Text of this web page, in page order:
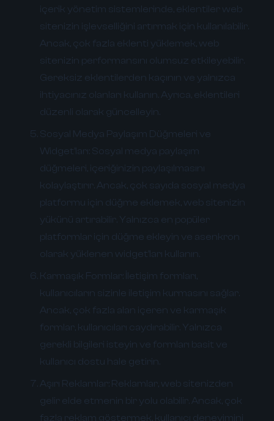
içerik yönetim sistemlerinde, eklentiler web
sitenizin işlevselliğini artırmak için kullanılabilir.
Ancak, çok fazla eklenti yüklemek, web
sitenizin performansını olumsuz etkileyebilir.
Gereksiz eklentilerden kaçının ve yalnızca
ihtiyacınız olanları kullanın. Ayrıca, eklentileri
düzenli olarak güncelleyin.
Sosyal Medya Paylaşım Düğmeleri ve
Widget'ları: Sosyal medya paylaşım
düğmeleri, içeriğinizin paylaşılmasını
kolaylaştırır. Ancak, çok sayıda sosyal medya
platformu için düğme eklemek, web sitenizin
yükünü artırabilir. Yalnızca en popüler
platformlar için düğme ekleyin ve asenkron
olarak yüklenen widget'ları kullanın.
Karmaşık Formlar: İletişim formları,
kullanıcıların sizinle iletişim kurmasını sağlar.
Ancak, çok fazla alan içeren ve karmaşık
formlar, kullanıcıları caydırabilir. Yalnızca
gerekli bilgileri isteyin ve formları basit ve
kullanıcı dostu hale getirin.
Aşırı Reklamlar: Reklamlar, web sitenizden
gelir elde etmenin bir yolu olabilir. Ancak, çok
fazla reklam göstermek, kullanıcı deneyimini